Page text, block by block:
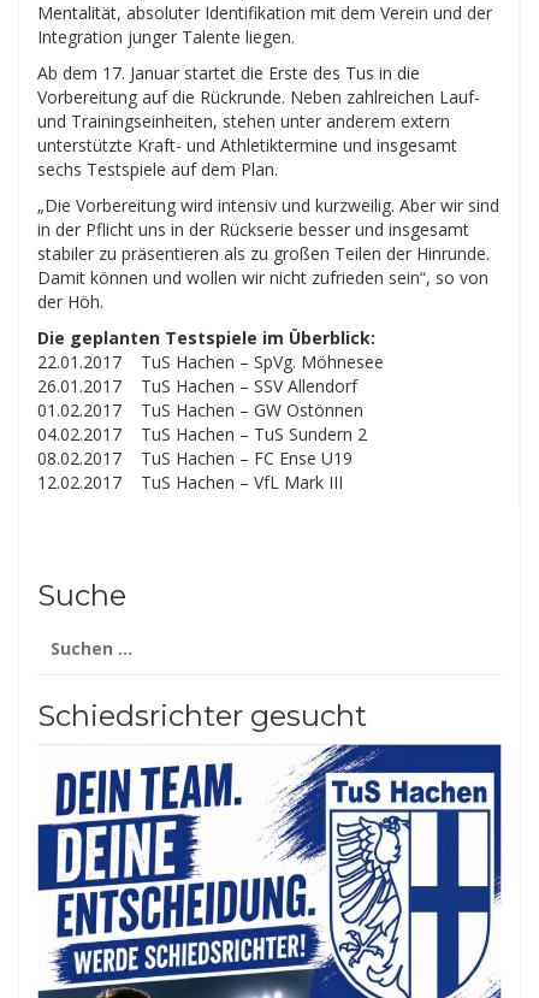
Mentalität, absoluter Identifikation mit dem Verein und der
Integration junger Talente liegen.
Ab dem 17. Januar startet die Erste des Tus in die
Vorbereitung auf die Rückrunde. Neben zahlreichen Lauf-
und Trainingseinheiten, stehen unter anderem extern
unterstützte Kraft- und Athletiktermine und insgesamt
sechs Testspiele auf dem Plan.
„Die Vorbereitung wird intensiv und kurzweilig. Aber wir sind
in der Pflicht uns in der Rückserie besser und insgesamt
stabiler zu präsentieren als zu großen Teilen der Hinrunde.
Damit können und wollen wir nicht zufrieden sein“, so von
der Höh.
Die geplanten Testspiele im Überblick:
22.01.2017 TuS Hachen – SpVg. Möhnesee
26.01.2017 TuS Hachen – SSV Allendorf
01.02.2017 TuS Hachen – GW Ostönnen
04.02.2017 TuS Hachen – TuS Sundern 2
08.02.2017 TuS Hachen – FC Ense U19
12.02.2017 TuS Hachen – VfL Mark III
Suche
nach:
Schiedsrichter gesucht